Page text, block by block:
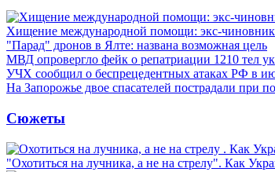
Хищение международной помощи: экс-
"Парад" дронов в Ялте: названа возможная цель
МВД опровергло фейк о репатриации 1210 тел
УЧХ сообщил о беспрецедентных атаках РФ в
На Запорожье двое спасателей пострадали при
Сюжеты
"Охотиться на лучника, а не на стрелу". Как